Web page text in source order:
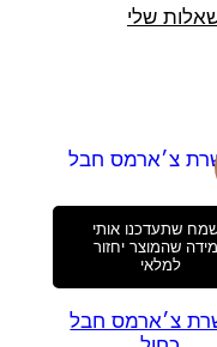
שלי
שתעדכנו אותי
שהמוצר יחזור
למלאי
צ׳ארמס חבל